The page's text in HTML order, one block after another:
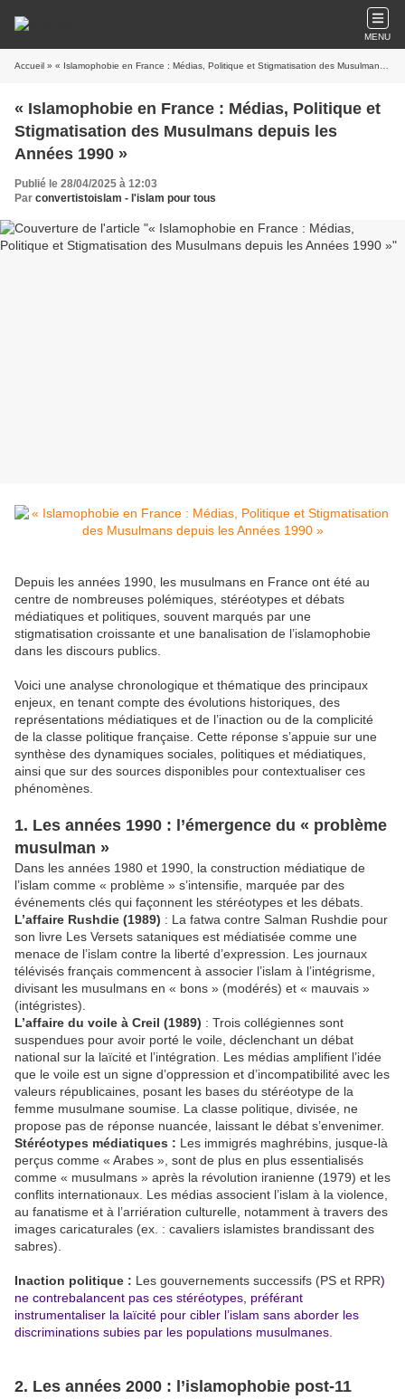
MENU
Accueil » « Islamophobie en France : Médias, Politique et Stigmatisation des Musulmans depuis les Années 1990 »
« Islamophobie en France : Médias, Politique et
Stigmatisation des Musulmans depuis les
Années 1990 »
Publié le 28/04/2025 à 12:03
Par convertistoislam - l'islam pour tous
Depuis les années 1990, les musulmans en France ont été au
centre de nombreuses polémiques, stéréotypes et débats
médiatiques et politiques, souvent marqués par une
stigmatisation croissante et une banalisation de l’islamophobie
dans les discours publics.
Voici une analyse chronologique et thématique des principaux
enjeux, en tenant compte des évolutions historiques, des
représentations médiatiques et de l’inaction ou de la complicité
de la classe politique française. Cette réponse s’appuie sur une
synthèse des dynamiques sociales, politiques et médiatiques,
ainsi que sur des sources disponibles pour contextualiser ces
phénomènes.
1. Les années 1990 : l’émergence du « problème
musulman »
Dans les années 1980 et 1990, la construction médiatique de
l’islam comme « problème » s’intensifie, marquée par des
événements clés qui façonnent les stéréotypes et les débats.
L’affaire Rushdie (1989) : La fatwa contre Salman Rushdie pour
son livre Les Versets sataniques est médiatisée comme une
menace de l’islam contre la liberté d’expression. Les journaux
télévisés français commencent à associer l’islam à l’intégrisme,
divisant les musulmans en « bons » (modérés) et « mauvais »
(intégristes).
L’affaire du voile à Creil (1989) : Trois collégiennes sont
suspendues pour avoir porté le voile, déclenchant un débat
national sur la laïcité et l’intégration. Les médias amplifient l’idée
que le voile est un signe d’oppression et d’incompatibilité avec les
valeurs républicaines, posant les bases du stéréotype de la
femme musulmane soumise. La classe politique, divisée, ne
propose pas de réponse nuancée, laissant le débat s’envenimer.
Stéréotypes médiatiques : Les immigrés maghrébins, jusque-là
perçus comme « Arabes », sont de plus en plus essentialisés
comme « musulmans » après la révolution iranienne (1979) et les
conflits internationaux. Les médias associent l’islam à la violence,
au fanatisme et à l’arriération culturelle, notamment à travers des
images caricaturales (ex. : cavaliers islamistes brandissant des
sabres).
Inaction politique : Les gouvernements successifs (PS et RPR)
ne contrebalancent pas ces stéréotypes, préférant
instrumentaliser la laïcité pour cibler l’islam sans aborder les
discriminations subies par les populations musulmanes.
2. Les années 2000 : l’islamophobie post-11